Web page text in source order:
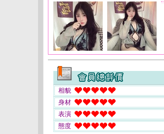
相貌
身材
表演
態度